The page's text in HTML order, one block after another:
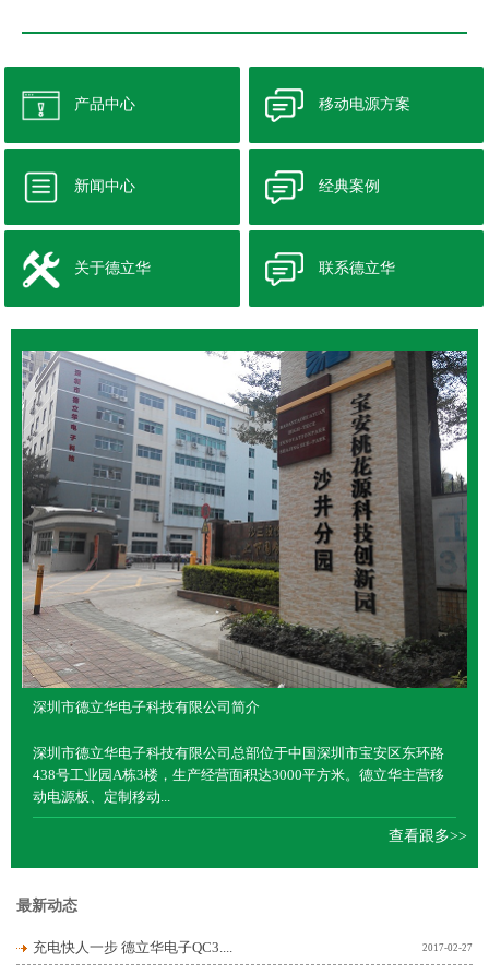
产品中心 移动电源方案
新闻中心 经典案例
关于德立华 联系德立华
深圳市德立华电子科技有限公司简介
深圳市德立华电子科技有限公司总部位于中国深圳市宝安区东环路
438号工业园A栋3楼，生产经营面积达3000平方米。德立华主营移
动电源板、定制移动...
查看跟多>>
最新动态
充电快人一步 德立华电子QC3.... 2017-02-27